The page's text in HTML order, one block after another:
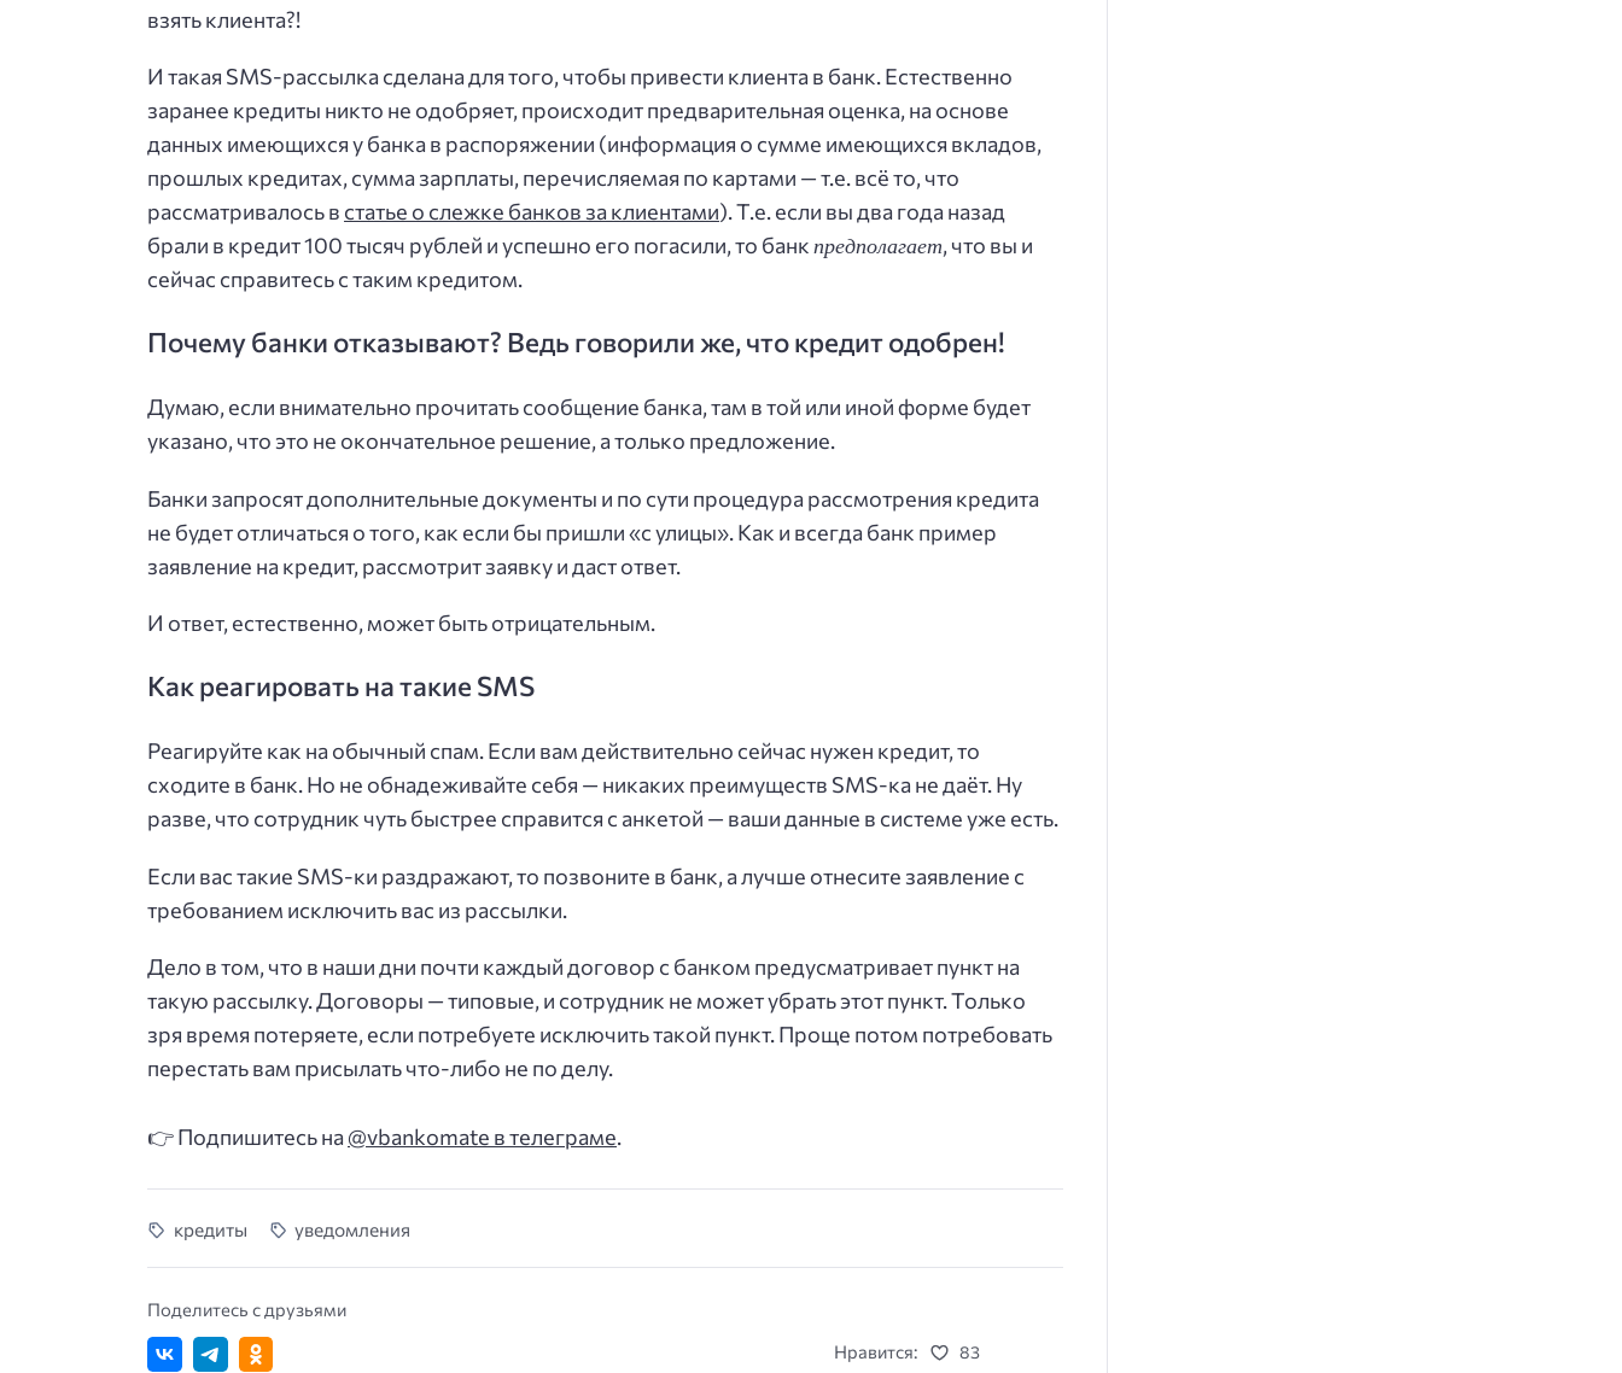
взять клиента?!
И такая SMS-рассылка сделана для того, чтобы привести клиента в банк. Естественно
заранее кредиты никто не одобряет, происходит предварительная оценка, на основе
данных имеющихся у банка в распоряжении (информация о сумме имеющихся вкладов,
прошлых кредитах, сумма зарплаты, перечисляемая по картами — т.е. всё то, что
рассматривалось в статье о слежке банков за клиентами). Т.е. если вы два года назад
брали в кредит 100 тысяч рублей и успешно его погасили, то банкпредполагает, что вы и
сейчас справитесь с таким кредитом.
Почему банки отказывают? Ведь говорили же, что кредит одобрен!
Думаю, если внимательно прочитать сообщение банка, там в той или иной форме будет
указано, что это не окончательное решение, а только предложение.
Банки запросят дополнительные документы и по сути процедура рассмотрения кредита
не будет отличаться о того, как если бы пришли «с улицы». Как и всегда банк пример
заявление на кредит, рассмотрит заявку и даст ответ.
И ответ, естественно, может быть отрицательным.
Как реагировать на такие SMS
Реагируйте как на обычный спам. Если вам действительно сейчас нужен кредит, то
сходите в банк. Но не обнадеживайте себя — никаких преимуществ SMS-ка не даёт. Ну
разве, что сотрудник чуть быстрее справится с анкетой — ваши данные в системе уже есть.
Если вас такие SMS-ки раздражают, то позвоните в банк, а лучше отнесите заявление с
требованием исключить вас из рассылки.
Дело в том, что в наши дни почти каждый договор с банком предусматривает пункт на
такую рассылку. Договоры — типовые, и сотрудник не может убрать этот пункт. Только
зря время потеряете, если потребуете исключить такой пункт. Проще потом потребовать
перестать вам присылать что-либо не по делу.
👉 Подпишитесь на @vbankomate в телеграме.
кредиты уведомления
Поделитесь с друзьями
Нравится:
83